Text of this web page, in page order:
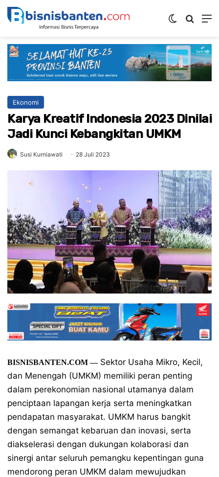
Switch skin
Ekonomi
Karya Kreatif Indonesia 2023 Dinilai
Jadi Kunci Kebangkitan UMKM
Susi Kurniawati 28 Juli 2023
BISNISBANTEN.COM —Sektor Usaha Mikro, Kecil,
dan Menengah (UMKM) memiliki peran penting
dalam perekonomian nasional utamanya dalam
penciptaan lapangan kerja serta meningkatkan
pendapatan masyarakat. UMKM harus bangkit
dengan semangat kebaruan dan inovasi, serta
diakselerasi dengan dukungan kolaborasi dan
sinergi antar seluruh pemangku kepentingan guna
mendorong peran UMKM dalam mewujudkan